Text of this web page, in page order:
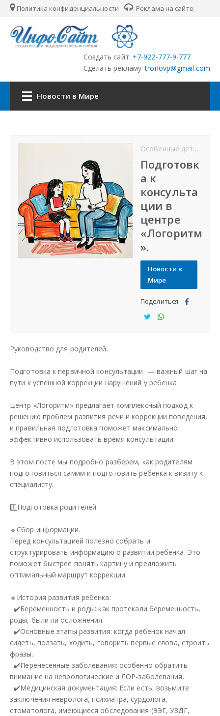
Политика конфиденциальности Реклама на сайте
Создать сайт: +7-922-777-9-777
Сделать рекламу: tronovp@gmail.com
Новости в Мире
УФО
СФО
Заказать создание сайта
Особенные дети Сургут
Подготовк
а к
консульта
ции в
центре
«Логоритм
».
Новости в
Мире
Поделиться:
Руководство для родителей.
Подготовка к первичной консультации — важный шаг на
пути к успешной коррекции нарушений у ребенка.
Центр «Логоритм» предлагает комплексный подход к
решению проблем развития речи и коррекции поведения,
и правильная подготовка поможет максимально
эффективно использовать время консультации.
В этом посте мы подробно разберем, как родителям
подготовиться самим и подготовить ребенка к визиту к
специалисту.
1️⃣Подготовка родителей.
🔹Сбор информации.
Перед консультацией полезно собрать и
структурировать информацию о развитии ребенка. Это
поможет быстрее понять картину и предложить
оптимальный маршрут коррекции.
🔹История развития ребенка:
✔️Беременность и роды: как протекали беременность,
роды, были ли осложнения.
✔️Основные этапы развития: когда ребенок начал
сидеть, ползать, ходить, говорить первые слова, строить
фразы.
✔️Перенесенные заболевания: особенно обратить
внимание на неврологические и ЛОР-заболевания.
✔️Медицинская документация: Если есть, возьмите
заключения невролога, психиатра, сурдолога,
стоматолога, имеющиеся обследования (ЭЭГ, УЗДГ,